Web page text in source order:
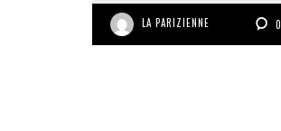
LA PARIZIENNE 0